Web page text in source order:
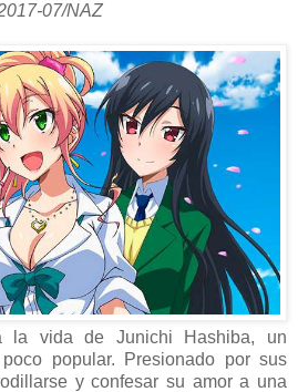
07/NAZ
la vida de Junichi Hashiba, un
popular. Presionado por sus
y confesar su amor a una